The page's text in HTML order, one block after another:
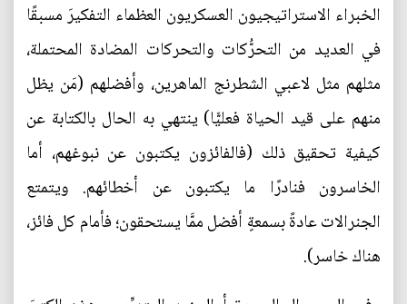
الخبراء الاستراتيجيون العسكريون العظماء التفكيرَ مسبقًا
في العديد من التحرُّكات والتحركات المضادة المحتملة،
مثلهم مثل لاعبي الشطرنج الماهرين، وأفضلهم (مَن يظل
منهم على قيد الحياة فعليًّا) ينتهي به الحال بالكتابة عن
كيفية تحقيق ذلك (فالفائزون يكتبون عن نبوغهم، أما
الخاسرون فنادرًا ما يكتبون عن أخطائهم. ويتمتع
الجنرالات عادةً بسمعةٍ أفضل ممَّا يستحقون؛ فأمام كل فائز،
هناك خاسر).